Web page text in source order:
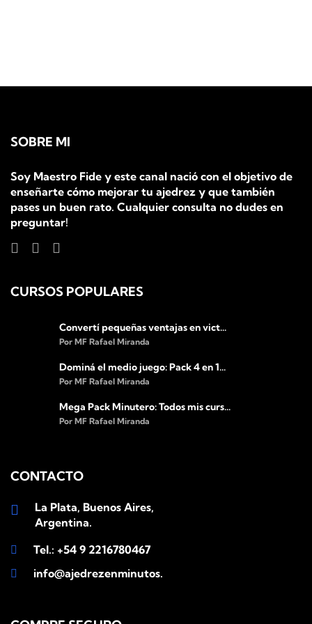
SOBRE MI
Soy Maestro Fide y este canal nació con el objetivo de
enseñarte cómo mejorar tu ajedrez y que también
pases un buen rato. Cualquier consulta no dudes en
preguntar!
CURSOS POPULARES
Convertí pequeñas ventajas en vict...
Por MF Rafael Miranda
Dominá el medio juego: Pack 4 en 1...
Por MF Rafael Miranda
Mega Pack Minutero: Todos mis curs...
Por MF Rafael Miranda
CONTACTO
La Plata, Buenos Aires,
Argentina.
Tel.: +54 9 2216780467
info@ajedrezenminutos.com